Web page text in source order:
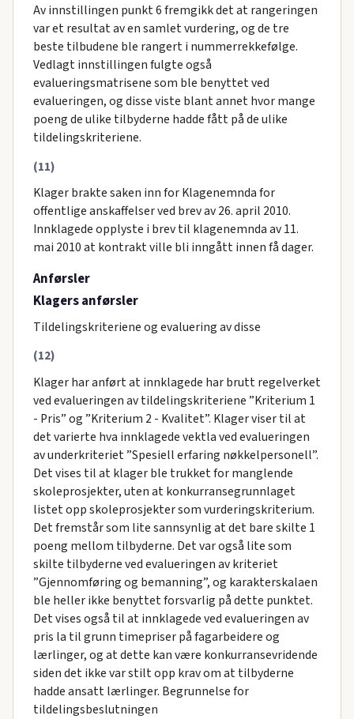
Av innstillingen punkt 6 fremgikk det at rangeringen
var et resultat av en samlet vurdering, og de tre
beste tilbudene ble rangert i nummerrekkefølge.
Vedlagt innstillingen fulgte også
evalueringsmatrisene som ble benyttet ved
evalueringen, og disse viste blant annet hvor mange
poeng de ulike tilbyderne hadde fått på de ulike
tildelingskriteriene.
(11)
Klager brakte saken inn for Klagenemnda for
offentlige anskaffelser ved brev av 26. april 2010.
Innklagede opplyste i brev til klagenemnda av 11.
mai 2010 at kontrakt ville bli inngått innen få dager.
Anførsler
Klagers anførsler
Tildelingskriteriene og evaluering av disse
(12)
Klager har anført at innklagede har brutt regelverket
ved evalueringen av tildelingskriteriene ”Kriterium 1
- Pris” og ”Kriterium 2 - Kvalitet”. Klager viser til at
det varierte hva innklagede vektla ved evalueringen
av underkriteriet ”Spesiell erfaring nøkkelpersonell”.
Det vises til at klager ble trukket for manglende
skoleprosjekter, uten at konkurransegrunnlaget
listet opp skoleprosjekter som vurderingskriterium.
Det fremstår som lite sannsynlig at det bare skilte 1
poeng mellom tilbyderne. Det var også lite som
skilte tilbyderne ved evalueringen av kriteriet
”Gjennomføring og bemanning”, og karakterskalaen
ble heller ikke benyttet forsvarlig på dette punktet.
Det vises også til at innklagede ved evalueringen av
pris la til grunn timepriser på fagarbeidere og
lærlinger, og at dette kan være konkurransevridende
siden det ikke var stilt opp krav om at tilbyderne
hadde ansatt lærlinger. Begrunnelse for
tildelingsbeslutningen